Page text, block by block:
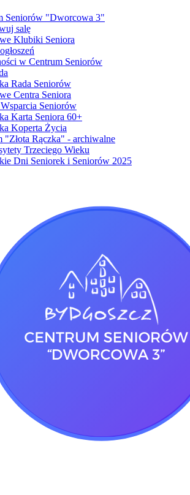
Seniorów "Dworcowa 3"
salę
Klubiki Seniora
w Centrum Seniorów
Rada Seniorów
Centra Seniora
Seniorów
Karta Seniora 60+
Koperta Życia
"Złota Rączka" - archiwalne
Trzeciego Wieku
Dni Seniorek i Seniorów 2025